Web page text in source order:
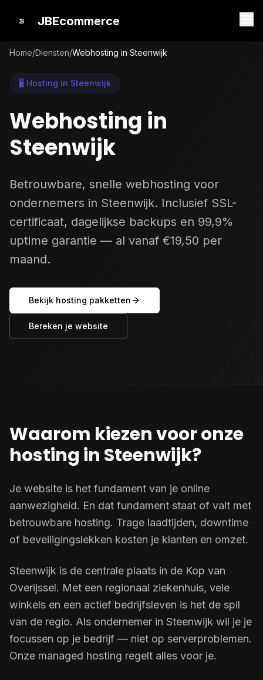
JBEcommerce
Home/Diensten/Webhosting in Steenwijk
🖥️ Hosting in Steenwijk
Webhosting in
Steenwijk
Betrouwbare, snelle webhosting voor
ondernemers in Steenwijk. Inclusief SSL-
certificaat, dagelijkse backups en 99,9%
uptime garantie — al vanaf €19,50 per
maand.
Bekijk hosting pakketten
Bereken je website
Waarom kiezen voor onze
hosting in Steenwijk?
Je website is het fundament van je online
aanwezigheid. En dat fundament staat of valt met
betrouwbare hosting. Trage laadtijden, downtime
of beveiligingslekken kosten je klanten en omzet.
Steenwijk is de centrale plaats in de Kop van
Overijssel. Met een regionaal ziekenhuis, vele
winkels en een actief bedrijfsleven is het de spil
van de regio. Als ondernemer in Steenwijk wil je je
focussen op je bedrijf — niet op serverproblemen.
Onze managed hosting regelt alles voor je.